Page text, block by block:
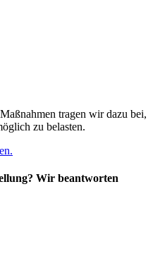
tragen wir dazu bei,
zu belasten.
Wir beantworten